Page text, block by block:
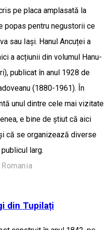
pe placa amplasată la
popas pentru negustorii ce
sau Iași. Hanul Ancuței a
a acțiunii din volumul Hanu-
publicat în anul 1928 de
(1880-1961). În
unul dintre cele mai vizitate
e bine de știut că aici
că se organizează diverse
larg.
din Tupilați